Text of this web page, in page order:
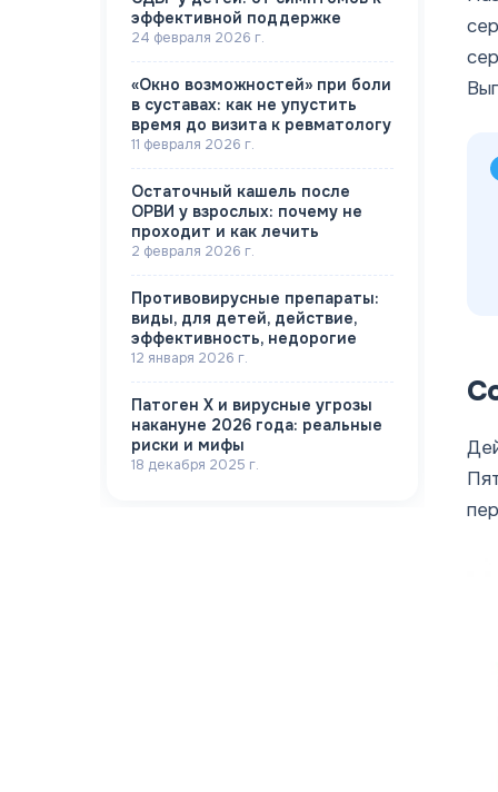
эффективной поддержке
24 февраля 2026 г.
«Окно возможностей» при боли
в суставах: как не упустить
время до визита к ревматологу
11 февраля 2026 г.
Остаточный кашель после
ОРВИ у взрослых: почему не
проходит и как лечить
2 февраля 2026 г.
Противовирусные препараты:
виды, для детей, действие,
эффективность, недорогие
12 января 2026 г.
Патоген X и вирусные угрозы
накануне 2026 года: реальные
риски и мифы
18 декабря 2025 г.